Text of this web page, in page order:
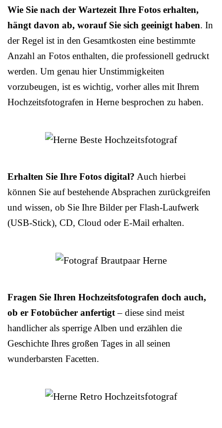
Wie Sie nach der Wartezeit Ihre Fotos erhalten,
hängt davon ab, worauf Sie sich geeinigt haben. In
der Regel ist in den Gesamtkosten eine bestimmte
Anzahl an Fotos enthalten, die professionell gedruckt
werden. Um genau hier Unstimmigkeiten
vorzubeugen, ist es wichtig, vorher alles mit Ihrem
Hochzeitsfotografen in Herne besprochen zu haben.
Erhalten Sie Ihre Fotos digital? Auch hierbei
können Sie auf bestehende Absprachen zurückgreifen
und wissen, ob Sie Ihre Bilder per Flash-Laufwerk
(USB-Stick), CD, Cloud oder E-Mail erhalten.
Fragen Sie Ihren Hochzeitsfotografen doch auch,
ob er Fotobücher anfertigt– diese sind meist
handlicher als sperrige Alben und erzählen die
Geschichte Ihres großen Tages in all seinen
wunderbarsten Facetten.